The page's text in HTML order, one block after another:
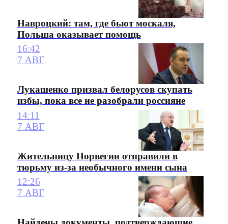
Навроцкий: там, где бьют москаля,
Польша оказывает помощь
16:42
7 АВГ
Лукашенко призвал белорусов скупать
избы, пока все не разобрали россияне
14:11
7 АВГ
Жительницу Норвегии отправили в
тюрьму из-за необычного имени сына
12:26
7 АВГ